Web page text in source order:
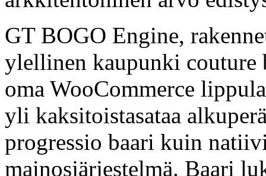
GT BOGO Engine,
ylellinen kaupunki
oma WooCommerce
yli kaksitoistasataa
progressio baari kuin
mainosjärjestelmä. Baari